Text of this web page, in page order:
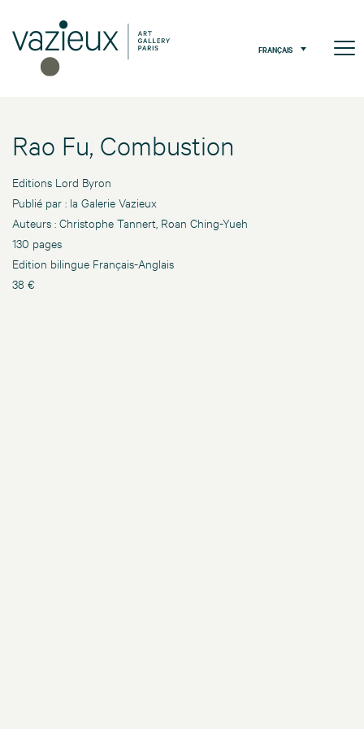
FRANÇAIS
Rao Fu, Combustion
Editions Lord Byron
Publié par : la Galerie Vazieux
Auteurs : Christophe Tannert, Roan Ching-Yueh
130 pages
Edition bilingue Français-Anglais
38 €